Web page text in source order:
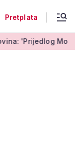
Pretplata
Možemo!